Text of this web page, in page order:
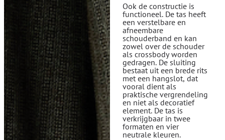
Ook de constructie is
functioneel. De tas heeft
een verstelbare en
afneembare
schouderband en kan
zowel over de schouder
als crossbody worden
gedragen. De sluiting
bestaat uit een brede rits
met een hangslot, dat
vooral dient als
praktische vergrendeling
en niet als decoratief
element. De tas is
verkrijgbaar in twee
formaten en vier
neutrale kleuren.